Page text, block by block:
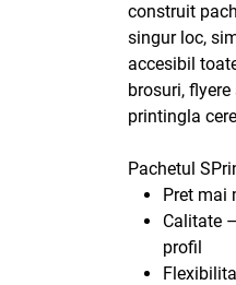
construit
singur loc,
accesibil
brosuri,
printingla
Pachetul
Pret mai
Calitate
profil